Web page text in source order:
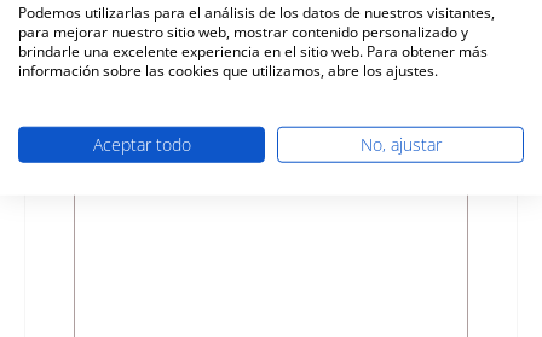
Precio normal:
259,95 €
Disponible, plazo de entrega: 4-6 días
Podemos utilizarlas para el análisis de los datos de nuestros visitantes,
para mejorar nuestro sitio web, mostrar contenido personalizado y
brindarle una excelente experiencia en el sitio web. Para obtener más
información sobre las cookies que utilizamos, abre los ajustes.
Aceptar todo No, ajustar